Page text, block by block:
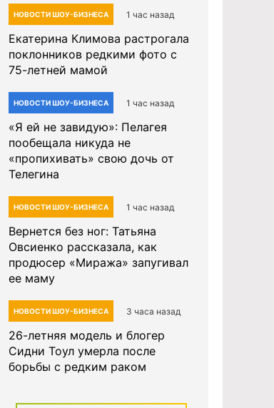
НОВОСТИ ШОУ-БИЗНЕСА 1 час назад
Екатерина Климова растрогала
поклонников редкими фото с
75-летней мамой
НОВОСТИ ШОУ-БИЗНЕСА 1 час назад
«Я ей не завидую»: Пелагея
пообещала никуда не
«пропихивать» свою дочь от
Телегина
НОВОСТИ ШОУ-БИЗНЕСА 1 час назад
Вернется без ног: Татьяна
Овсиенко рассказала, как
продюсер «Миража» запугивал
ее маму
НОВОСТИ ШОУ-БИЗНЕСА 3 часа назад
26-летняя модель и блогер
Сидни Тоул умерла после
борьбы с редким раком